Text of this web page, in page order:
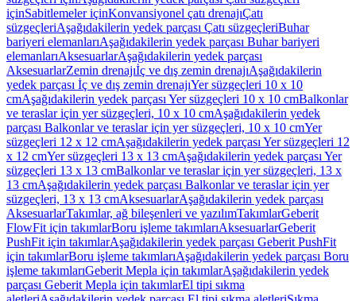
içinSabitlemeler içinKonvansiyonel çatı drenajıÇatı
süzgeçleriAşağıdakilerin yedek parçası Çatı süzgeçleriBuhar
bariyeri elemanlarıAşağıdakilerin yedek parçası Buhar bariyeri
elemanlarıAksesuarlarAşağıdakilerin yedek parçası
AksesuarlarZemin drenajıİç ve dış zemin drenajıAşağıdakilerin
yedek parçası İç ve dış zemin drenajıYer süzgeçleri 10 x 10
cmAşağıdakilerin yedek parçası Yer süzgeçleri 10 x 10 cmBalkonlar
ve teraslar için yer süzgeçleri, 10 x 10 cmAşağıdakilerin yedek
parçası Balkonlar ve teraslar için yer süzgeçleri, 10 x 10 cmYer
süzgeçleri 12 x 12 cmAşağıdakilerin yedek parçası Yer süzgeçleri 12
x 12 cmYer süzgeçleri 13 x 13 cmAşağıdakilerin yedek parçası Yer
süzgeçleri 13 x 13 cmBalkonlar ve teraslar için yer süzgeçleri, 13 x
13 cmAşağıdakilerin yedek parçası Balkonlar ve teraslar için yer
süzgeçleri, 13 x 13 cmAksesuarlarAşağıdakilerin yedek parçası
AksesuarlarTakımlar, ağ bileşenleri ve yazılımTakımlarGeberit
FlowFit için takımlarBoru işleme takımlarıAksesuarlarGeberit
PushFit için takımlarAşağıdakilerin yedek parçası Geberit PushFit
için takımlarBoru işleme takımlarıAşağıdakilerin yedek parçası Boru
işleme takımlarıGeberit Mepla için takımlarAşağıdakilerin yedek
parçası Geberit Mepla için takımlarEl tipi sıkma